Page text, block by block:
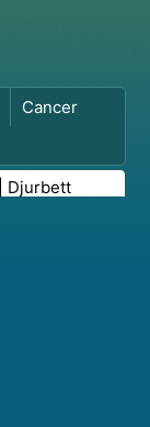
Cancer
Djurbett